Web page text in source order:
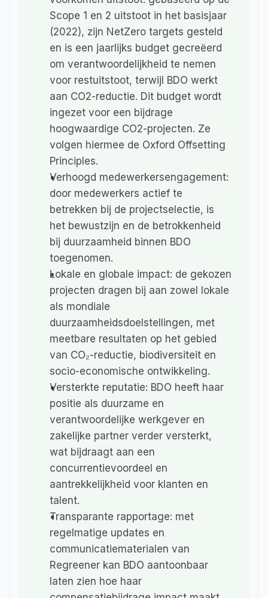
Scope 1 en 2 uitstoot in het basisjaar
(2022), zijn NetZero targets gesteld
en is een jaarlijks budget gecreëerd
om verantwoordelijkheid te nemen
voor restuitstoot, terwijl BDO werkt
aan CO2-reductie. Dit budget wordt
ingezet voor een bijdrage
hoogwaardige CO2-projecten. Ze
volgen hiermee de Oxford Offsetting
Principles.
door medewerkers actief te
betrekken bij de projectselectie, is
het bewustzijn en de betrokkenheid
bij duurzaamheid binnen BDO
toegenomen.
Lokale en globale impact: de gekozen
projecten dragen bij aan zowel lokale
als mondiale
duurzaamheidsdoelstellingen, met
meetbare resultaten op het gebied
van CO₂-reductie, biodiversiteit en
socio-economische ontwikkeling.
Versterkte reputatie: BDO heeft haar
positie als duurzame en
verantwoordelijke werkgever en
zakelijke partner verder versterkt,
wat bijdraagt aan een
concurrentievoordeel en
aantrekkelijkheid voor klanten en
talent.
Transparante rapportage: met
regelmatige updates en
communicatiematerialen van
Regreener kan BDO aantoonbaar
laten zien hoe haar